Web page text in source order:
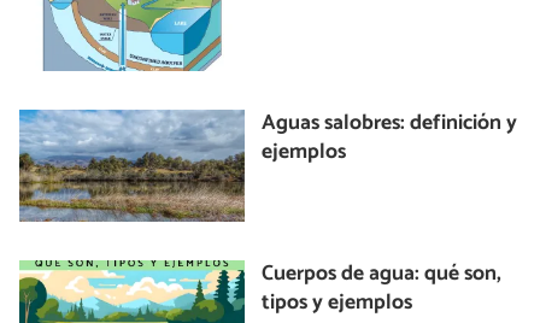
Aguas salobres: definición y
ejemplos
Cuerpos de agua: qué son,
tipos y ejemplos